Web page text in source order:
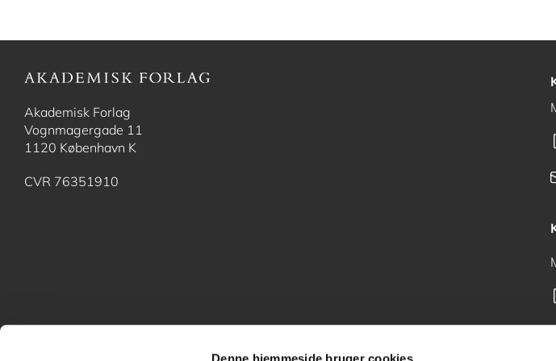
Denne hjemmeside bruger cookies
Akademisk Forlag
Vognmagergade 11
1120 København K
CVR 76351910